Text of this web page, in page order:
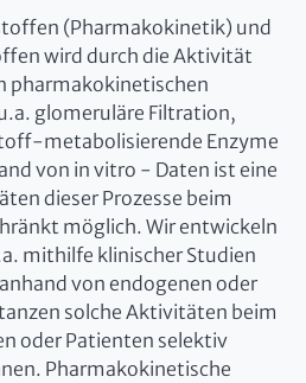
(Pharmakokinetik) und
wird durch die Aktivität
pharmakokinetischen
glomeruläre Filtration,
metabolisierende Enzyme
von in vitro - Daten ist eine
dieser Prozesse beim
möglich. Wir entwickeln
mithilfe klinischer Studien
von endogenen oder
solche Aktivitäten beim
oder Patienten selektiv
Pharmakokinetische